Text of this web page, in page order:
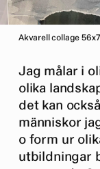
Akvarell collage
Jag målar i
olika
det kan
människor
o form ur
utbildningar